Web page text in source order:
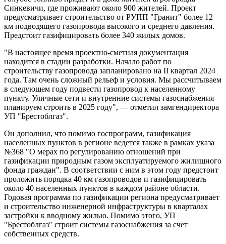
Синкевичи, где проживают около 900 жителей. Проект
предусматривает строительство от РУПП "Гранит" более 12
км подводящего газопровода высокого и среднего давления.
Предстоит газифицировать более 340 жилых домов.
"В настоящее время проектно-сметная документация
находится в стадии разработки. Начало работ по
строительству газопровода запланировано на II квартал 2024
года. Там очень сложный рельеф и условия. Мы рассчитываем
в следующем году подвести газопровод к населенному
пункту. Уличные сети и внутренние системы газоснабжения
планируем строить в 2025 году", — отметил замгендиректора
УП "Брестоблгаз".
Он дополнил, что помимо госпрограмм, газификация
населенных пунктов в регионе ведется также в рамках указа
№368 "О мерах по регулированию отношений при
газификации природным газом эксплуатируемого жилищного
фонда граждан". В соответствии с ним в этом году предстоит
проложить порядка 40 км газопроводов и газифицировать
около 40 населенных пунктов в каждом районе области.
Годовая программа по газификации региона предусматривает
и строительство инженерной инфраструктуры в кварталах
застройки к вводному жилью. Помимо этого, УП
"Брестоблгаз" строит системы газоснабжения за счет
собственных средств.